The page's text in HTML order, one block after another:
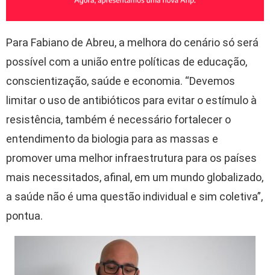
Para Fabiano de Abreu, a melhora do cenário só será
possível com a união entre políticas de educação,
conscientização, saúde e economia. “Devemos
limitar o uso de antibióticos para evitar o estímulo à
resistência, também é necessário fortalecer o
entendimento da biologia para as massas e
promover uma melhor infraestrutura para os países
mais necessitados, afinal, em um mundo globalizado,
a saúde não é uma questão individual e sim coletiva”,
pontua.